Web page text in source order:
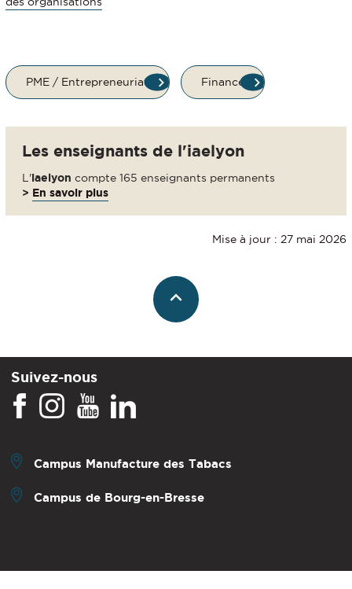
PME / Entrepreneuriat Finance
Les enseignants de l'iaelyon
L'iaelyon compte 165 enseignants permanents
> En savoir plus
Mise à jour : 27 mai 2026
Suivez-nous
Campus Manufacture des Tabacs
Campus de Bourg-en-Bresse